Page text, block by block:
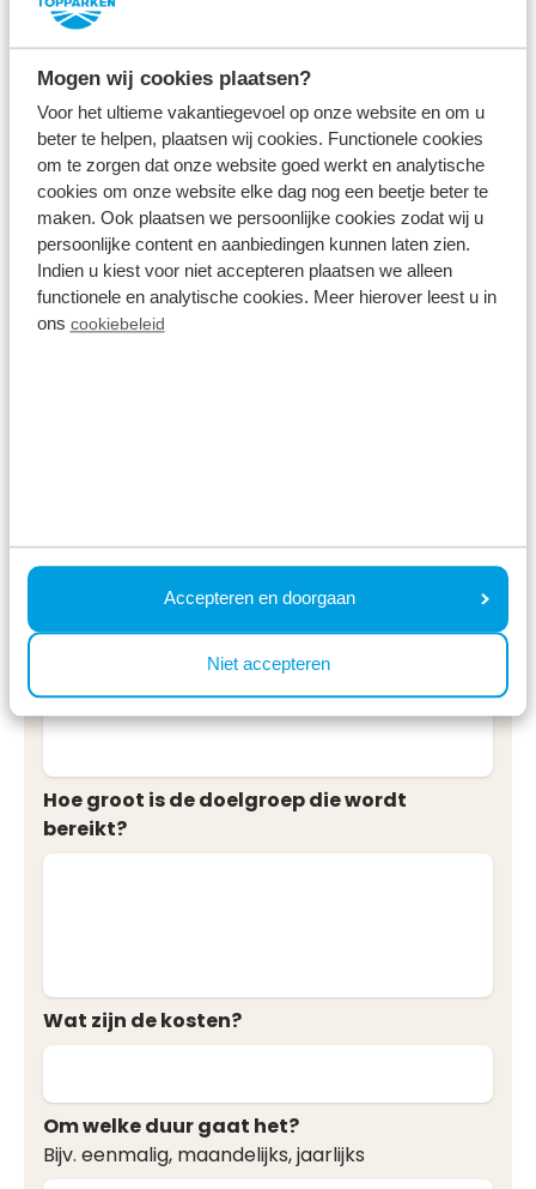
Mogen wij cookies plaatsen?
Voor het ultieme vakantiegevoel op onze website en om u
beter te helpen, plaatsen wij cookies. Functionele cookies
om te zorgen dat onze website goed werkt en analytische
cookies om onze website elke dag nog een beetje beter te
maken. Ook plaatsen we persoonlijke cookies zodat wij u
persoonlijke content en aanbiedingen kunnen laten zien.
Indien u kiest voor niet accepteren plaatsen we alleen
functionele en analytische cookies. Meer hierover leest u in
ons cookiebeleid
Accepteren en doorgaan
Niet accepteren
Omschrijving van uw aanvraag
Waarom is dit interessant voor TopParken?
Wie is de doelgroep?
Hoe groot is de doelgroep die wordt
bereikt?
Wat zijn de kosten?
Om welke duur gaat het?
Bijv. eenmalig, maandelijks, jaarlijks